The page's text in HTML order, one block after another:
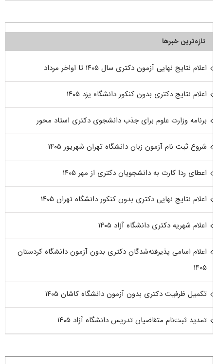
تازه‌ترین خبرها
اعلام نتایج نهایی آزمون دکتری سال ۱۴۰۵ تا اواخر مرداد
اعلام نتایج دکتری بدون کنکور دانشگاه یزد ۱۴۰۵
برنامه وزارت علوم برای جذب دانشجوی دکتری استاد محور
شروع ثبت نام آزمون زبان دانشگاه تهران شهریور ۱۴۰۵
اعطای ردا کارت به دانشجویان دکتری از مهر ۱۴۰۵
اعلام نتایج نهایی دکتری بدون کنکور دانشگاه تهران ۱۴۰۵
اعلام شهریه دکتری دانشگاه آزاد ۱۴۰۵
اعلام اسامی پذیرفته‌شدگان دکتری بدون آزمون دانشگاه کردستان
۱۴۰۵
تکمیل ظرفیت دکتری بدون آزمون دانشگاه کاشان ۱۴۰۵
تمدید ثبت‌نام متقاضیان تدریس دانشگاه آزاد ۱۴۰۵